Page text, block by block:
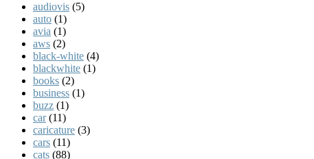
audiovis (5)
auto (1)
avia (1)
aws (2)
black-white (4)
blackwhite (1)
books (2)
business (1)
buzz (1)
car (11)
caricature (3)
cars (11)
cats (88)